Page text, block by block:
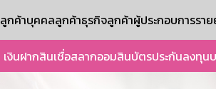
ลูกค้าบุคคลลูกค้าธุรกิจลูกค้าผู้ประกอบการรา
เงินฝากสินเชื่อสลากออมสินบัตรประกันลงทุน